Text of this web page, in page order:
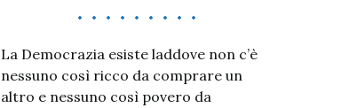
La Democrazia esiste laddove non c’è
nessuno così ricco da comprare un
altro e nessuno così povero da